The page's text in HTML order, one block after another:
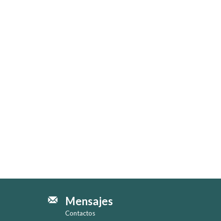
Mensajes
Contactos